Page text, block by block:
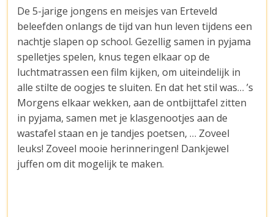
De 5-jarige jongens en meisjes van Erteveld
beleefden onlangs de tijd van hun leven tijdens een
nachtje slapen op school. Gezellig samen in pyjama
spelletjes spelen, knus tegen elkaar op de
luchtmatrassen een film kijken, om uiteindelijk in
alle stilte de oogjes te sluiten. En dat het stil was… ’s
Morgens elkaar wekken, aan de ontbijttafel zitten
in pyjama, samen met je klasgenootjes aan de
wastafel staan en je tandjes poetsen, … Zoveel
leuks! Zoveel mooie herinneringen! Dankjewel
juffen om dit mogelijk te maken.